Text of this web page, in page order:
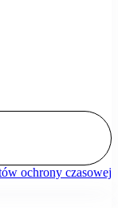
ochrony czasowej